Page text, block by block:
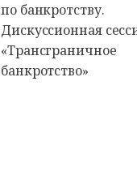
по банкротству.
Дискуссионная
«Трансграничное
банкротство»